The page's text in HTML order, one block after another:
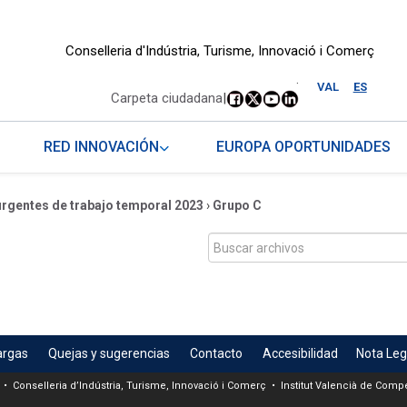
Conselleria d'Indústria, Turisme, Innovació i Comerç
VAL ES
.
Carpeta ciudadana|
RED INNOVACIÓN EUROPA OPORTUNIDADES
de trabajo temporal 2023 › Grupo C
Quejas y sugerencias Contacto Accesibilidad Nota
Conselleria d’Indústria, Turisme, Innovació i Comerç • Institut Valencià de